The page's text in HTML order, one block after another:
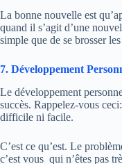
La bonne nouvelle est
quand il s’agit d’une
simple que de se brosser
7. Développement
Le développement
succès. Rappelez-vous
difficile ni facile.
C’est ce qu’est. Le
c’est vous qui n’êtes pas